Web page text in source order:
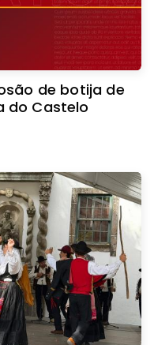
de botija de
do Castelo